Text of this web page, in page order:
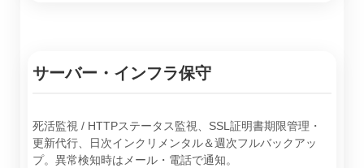
サーバー・インフラ保守
死活監視 / HTTPステータス監視、SSL証明書期限管理・
更新代行、日次インクリメンタル＆週次フルバックアッ
プ。異常検知時はメール・電話で通知。